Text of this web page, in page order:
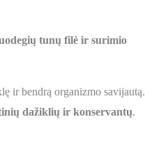
tunų filė ir surimio
ir bendrą organizmo savijautą.
dažiklių ir konservantų.